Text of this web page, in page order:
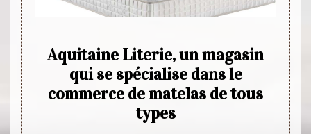
Aquitaine Literie, un magasin
qui se spécialise dans le
commerce de matelas de tous
types